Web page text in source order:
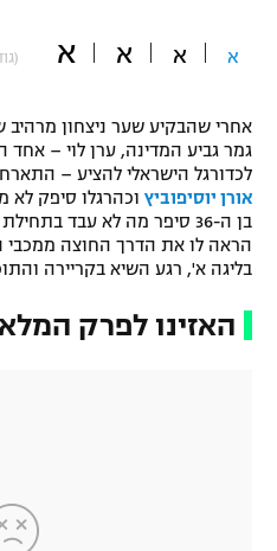
תקנון עבור פעילות אלקטרה
תקנון עבור פעילות ספורט 1 – "מרלן"
גיימינג E-Sports
תנאי שימוש
הצטרפות לחבילת הערוצים
פוטבול אמריקאי NFL
בייסבול MLB
ספורט אתגרי ואקסטרים
אומנויות לחימה
א א א א
אחרי שהבקיע שער ניצחון מרהיב
גמר גביע המדינה, ערן לוי – אחד
לכדורגל הישראלי להציע – התארח
אורן יוסיפוביץ וכהרגלו סיפק לא
בן ה-36 סיפר מה לא עבד
הראה לו את הדרך החוצה ממכבי
בליגה א', רגע השיא בקריירה
האזינו לפרק